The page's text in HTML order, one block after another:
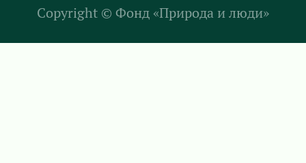
Copyright © Фонд «Природа и люди»